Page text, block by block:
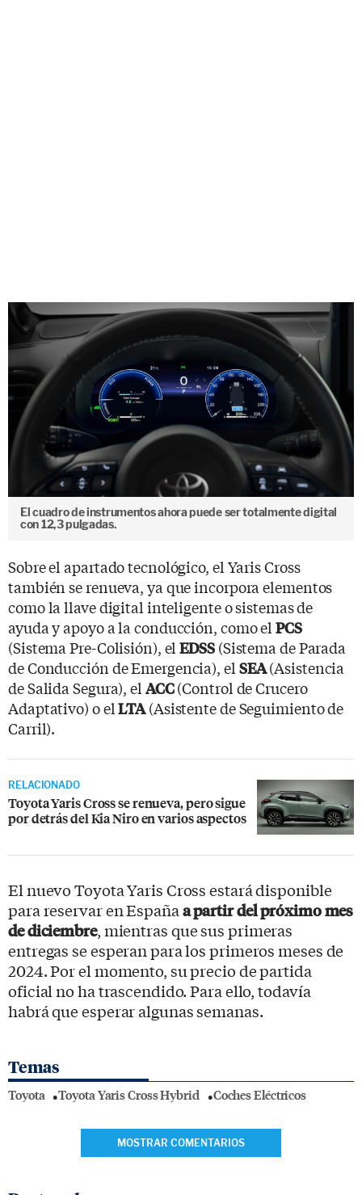
El cuadro de instrumentos ahora puede ser totalmente digital
con 12,3 pulgadas.
Sobre el apartado tecnológico, el Yaris Cross
también se renueva, ya que incorpora elementos
como la llave digital inteligente o sistemas de
ayuda y apoyo a la conducción, como elPCS
(Sistema Pre-Colisión), elEDSS(Sistema de Parada
de Conducción de Emergencia), el SEA(Asistencia
de Salida Segura), el ACC(Control de Crucero
Adaptativo) o elLTA(Asistente de Seguimiento de
Carril).
RELACIONADO
Toyota Yaris Cross se renueva, pero sigue
por detrás del Kia Niro en varios aspectos
El nuevo Toyota Yaris Cross estará disponible
para reservar en Españaa partir del próximo mes
de diciembre, mientras que sus primeras
entregas se esperan para los primeros meses de
2024. Por el momento, su precio de partida
oficial no ha trascendido. Para ello, todavía
habrá que esperar algunas semanas.
Temas
Toyota Toyota Yaris Cross Hybrid Coches Eléctricos
MOSTRAR COMENTARIOS